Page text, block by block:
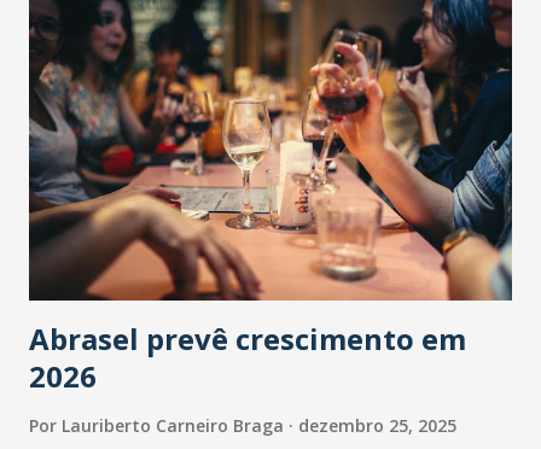
Abrasel prevê crescimento em
2026
Por Lauriberto Carneiro Braga dezembro 25, 2025